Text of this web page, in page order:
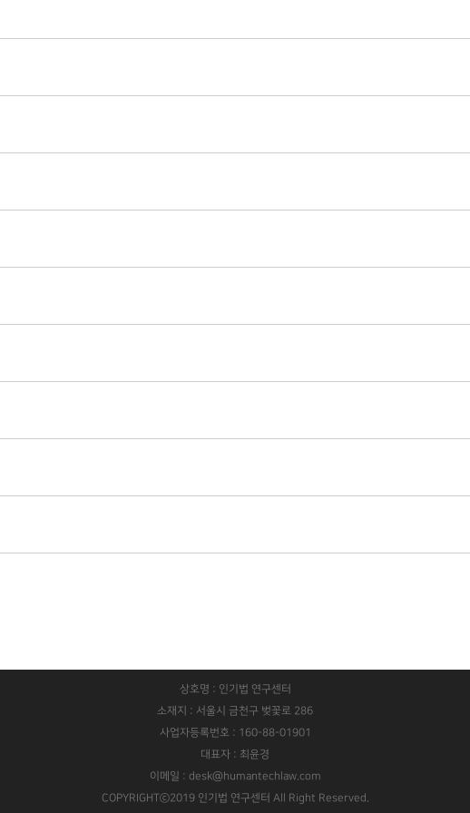
상호명 : 인기법 연구센터
소재지 : 서울시 금천구 벚꽃로 286
사업자등록번호 : 160-88-01901
대표자 : 최윤경
이메일 : desk@humantechlaw.com
COPYRIGHTⓒ2019 인기법 연구센터 All Right Reserved.